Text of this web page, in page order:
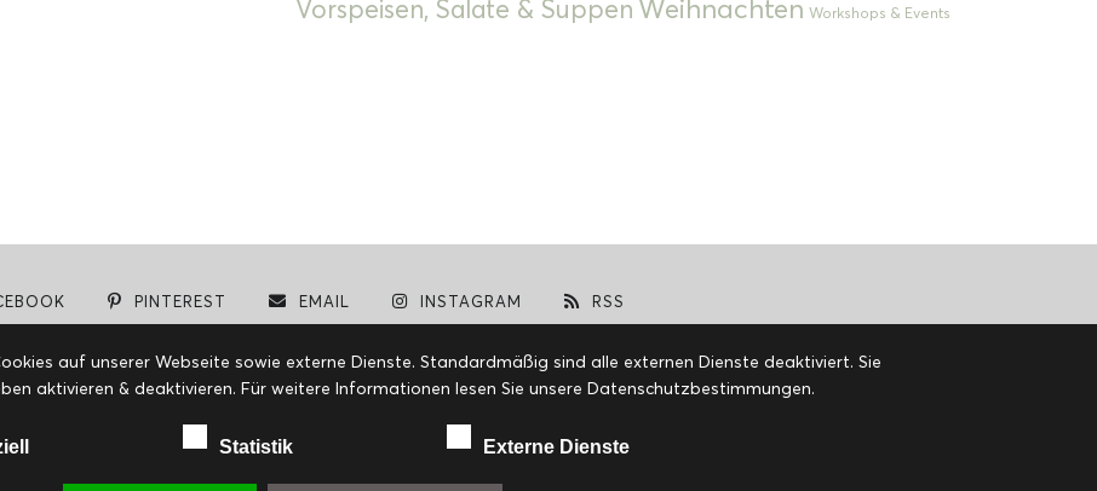
Vorspeisen, Salate & Suppen Weihnachten Workshops & Events
PINTEREST EMAIL INSTAGRAM RSS
auf unserer Webseite sowie externe Dienste. Standardmäßig sind alle externen Dienste deaktiviert. Sie
aktivieren & deaktivieren. Für weitere Informationen lesen Sie unsere Datenschutzbestimmungen.
Statistik Externe Dienste